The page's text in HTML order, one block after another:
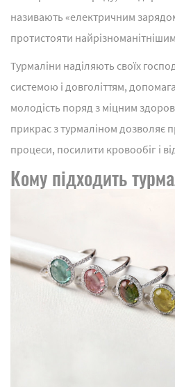
називають «електричним
протистояти
Турмаліни наділяють своїх
системою і довголіттям,
молодість поряд з міцним
прикрас з турмаліном дозволяє
процеси, посилити кровообіг і
Кому підходить